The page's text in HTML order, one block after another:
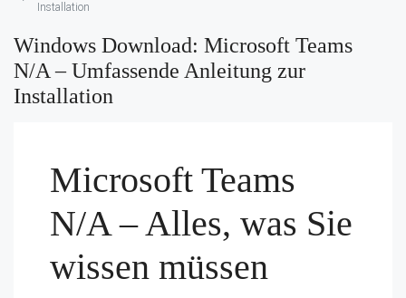
Installation
Windows Download: Microsoft Teams
N/A – Umfassende Anleitung zur
Installation
Microsoft Teams
N/A – Alles, was Sie
wissen müssen